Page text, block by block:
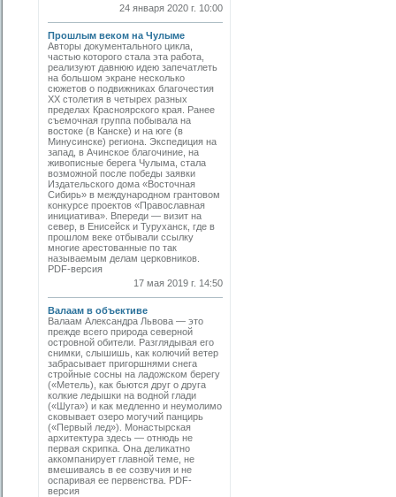
24 января 2020 г. 10:00
Прошлым веком на Чулыме
Авторы документального цикла,
частью которого стала эта работа,
реализуют давнюю идею запечатлеть
на большом экране несколько
сюжетов о подвижниках благочестия
ХХ столетия в четырех разных
пределах Красноярского края. Ранее
съемочная группа побывала на
востоке (в Канске) и на юге (в
Минусинске) региона. Экспедиция на
запад, в Ачинское благочиние, на
живописные берега Чулыма, стала
возможной после победы заявки
Издательского дома «Восточная
Сибирь» в международном грантовом
конкурсе проектов «Православная
инициатива». Впереди — визит на
север, в Енисейск и Туруханск, где в
прошлом веке отбывали ссылку
многие арестованные по так
называемым делам церковников.
PDF-версия
17 мая 2019 г. 14:50
Валаам в объективе
Валаам Александра Львова — это
прежде всего природа северной
островной обители. Разглядывая его
снимки, слышишь, как колючий ветер
забрасывает пригоршнями снега
стройные сосны на ладожском берегу
(«Метель), как бьются друг о друга
колкие ледышки на водной глади
(«Шуга») и как медленно и неумолимо
сковывает озеро могучий панцирь
(«Первый лед»). Монастырская
архитектура здесь — отнюдь не
первая скрипка. Она деликатно
аккомпанирует главной теме, не
вмешиваясь в ее созвучия и не
оспаривая ее первенства. PDF-
версия